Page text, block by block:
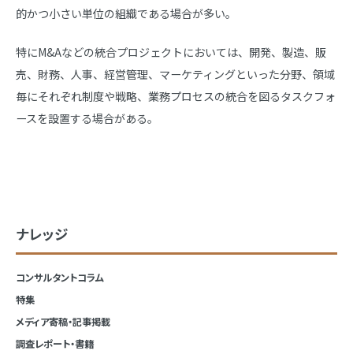
的かつ小さい単位の組織である場合が多い。
特にM&Aなどの統合プロジェクトにおいては、開発、製造、販
売、財務、人事、経営管理、マーケティングといった分野、領域
毎にそれぞれ制度や戦略、業務プロセスの統合を図るタスクフォ
ースを設置する場合がある。
ナレッジ
コンサルタントコラム
特集
メディア寄稿・記事掲載
調査レポート・書籍